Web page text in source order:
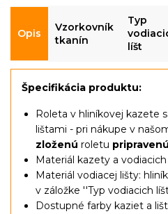
Opis
Vzorkovník
tkanín
Typ
líšt
Špecifikácia produktu:
Roleta v hliníkovej kazete
lištami - pri nákupe v
zloženú roletu pripravenú
Materiál kazety a vodiacich
Materiál vodiacej lišty:
v záložke ''Typ vodiacich
Dostupné farby kaziet a